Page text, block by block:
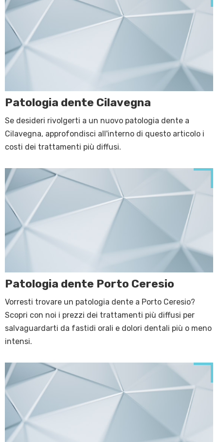
Patologia dente Cilavegna
Se desideri rivolgerti a un nuovo patologia dente a
Cilavegna, approfondisci all'interno di questo articolo i
costi dei trattamenti più diffusi.
Patologia dente Porto Ceresio
Vorresti trovare un patologia dente a Porto Ceresio?
Scopri con noi i prezzi dei trattamenti più diffusi per
salvaguardarti da fastidi orali e dolori dentali più o meno
intensi.